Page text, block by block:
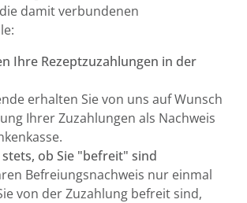
damit verbundenen
Ihre Rezeptzuzahlungen in der
erhalten Sie von uns auf Wunsch
Ihrer Zuzahlungen als Nachweis
ob Sie "befreit" sind
Befreiungsnachweis nur einmal
von der Zuzahlung befreit sind,